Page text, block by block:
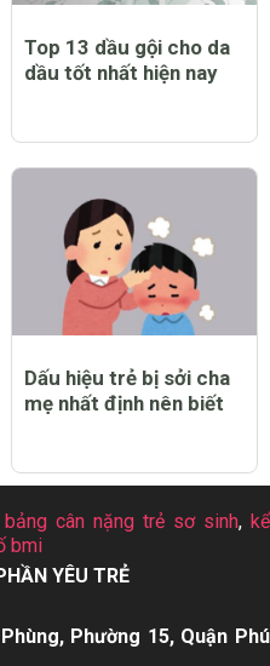
Top 13 dầu gội cho da
dầu tốt nhất hiện nay
Dấu hiệu trẻ bị sởi cha
mẹ nhất định nên biết
bảng cân nặng trẻ sơ sinh,kể
bmi
YÊU TRẺ
Phường 15, Quận Phú